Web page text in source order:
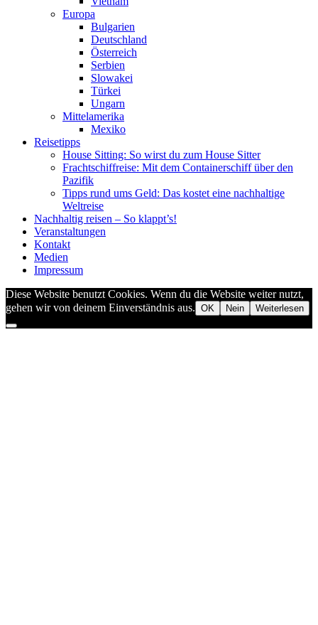
Europa
Bulgarien
Deutschland
Österreich
Serbien
Slowakei
Türkei
Ungarn
Mittelamerika
Mexiko
Reisetipps
House Sitting: So wirst du zum House Sitter
Frachtschiffreise: Mit dem Containerschiff über den
Pazifik
Tipps rund ums Geld: Das kostet eine nachhaltige
Weltreise
Nachhaltig reisen – So klappt’s!
Veranstaltungen
Kontakt
Medien
Impressum
Diese Website benutzt Cookies. Wenn du die Website weiter nutzt,
gehen wir von deinem Einverständnis aus. OK Nein Weiterlesen